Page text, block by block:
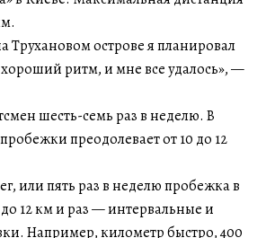
Трухановом острове я планировал
ритм, и мне все удалось», —
шесть-семь раз в неделю. В
преодолевает от 10 до 12
или пять раз в неделю пробежка в
12 км и раз — интервальные и
Например, километр быстро, 400